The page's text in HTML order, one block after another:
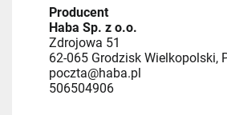
Producent
Haba Sp. z o.o.
Zdrojowa 51
62-065 Grodzisk Wielkopolski,
poczta@haba.pl
506504906